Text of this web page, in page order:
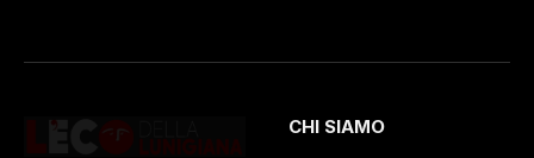
CHI SIAMO